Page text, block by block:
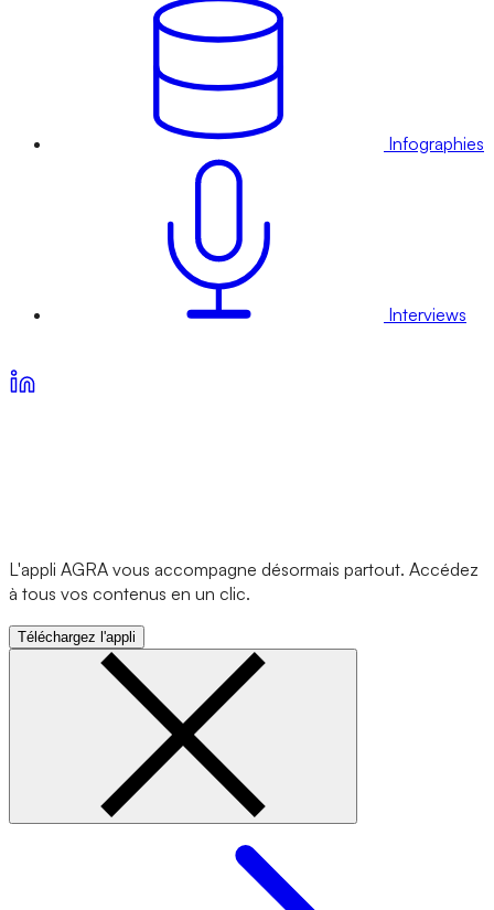
Infographies
Interviews
L'appli AGRA vous accompagne désormais partout. Accédez
à tous vos contenus en un clic.
Téléchargez l'appli